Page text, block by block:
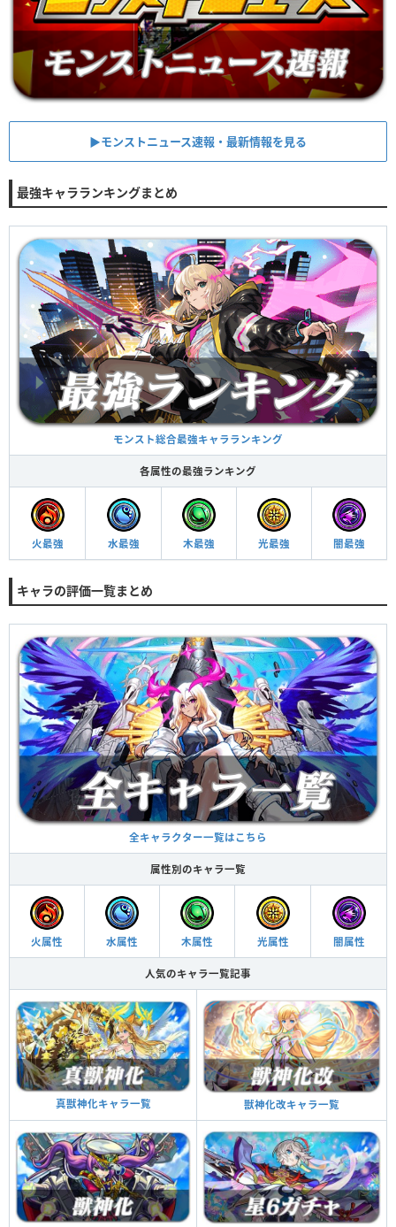
▶︎モンストニュース速報・最新情報を見る
最強キャラランキングまとめ
モンスト総合最強キャラランキング
各属性の最強ランキング
火最強 水最強 木最強 光最強 闇最強
キャラの評価一覧まとめ
全キャラクター一覧はこちら
属性別のキャラ一覧
火属性 水属性 木属性 光属性 闇属性
人気のキャラ一覧記事
真獣神化キャラ一覧 獣神化改キャラ一覧